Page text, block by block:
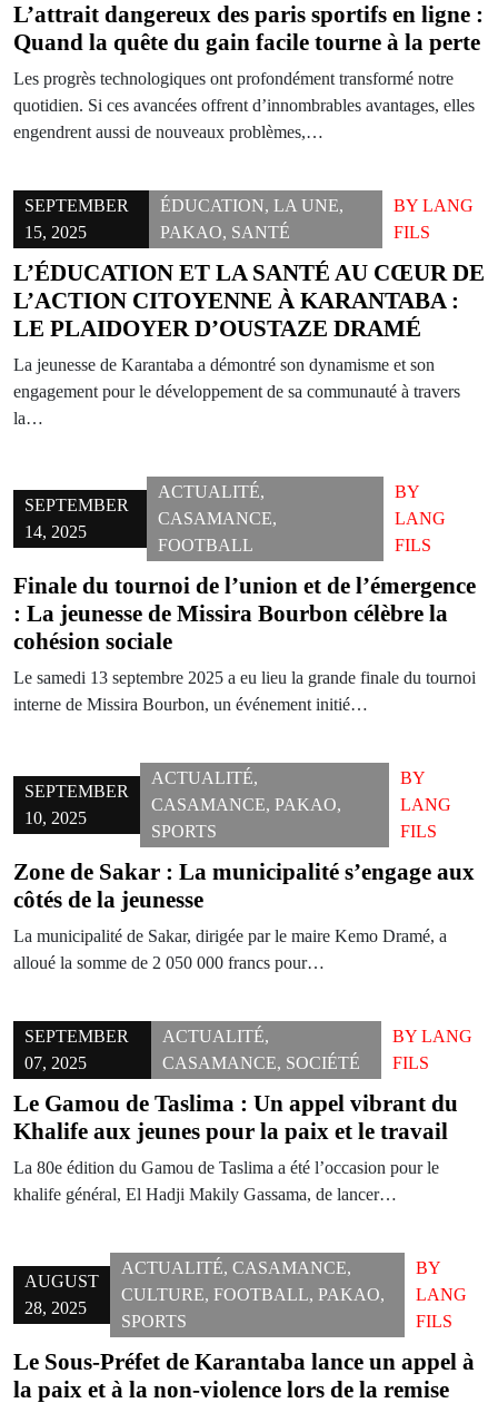
L’attrait dangereux des paris sportifs en ligne :
Quand la quête du gain facile tourne à la perte
Les progrès technologiques ont profondément transformé notre
quotidien. Si ces avancées offrent d’innombrables avantages, elles
engendrent aussi de nouveaux problèmes,…
SEPTEMBER
15, 2025
ÉDUCATION,LA UNE,
PAKAO, SANTÉ
BY LANG
FILS
L’ÉDUCATION ET LA SANTÉ AU CŒUR DE
L’ACTION CITOYENNE À KARANTABA :
LE PLAIDOYER D’OUSTAZE DRAMÉ
La jeunesse de Karantaba a démontré son dynamisme et son
engagement pour le développement de sa communauté à travers
la…
SEPTEMBER
14, 2025
ACTUALITÉ,
CASAMANCE,
FOOTBALL
BY
LANG
FILS
Finale du tournoi de l’union et de l’émergence
: La jeunesse de Missira Bourbon célèbre la
cohésion sociale
Le samedi 13 septembre 2025 a eu lieu la grande finale du tournoi
interne de Missira Bourbon, un événement initié…
SEPTEMBER
10, 2025
ACTUALITÉ,
CASAMANCE, PAKAO,
SPORTS
BY
LANG
FILS
Zone de Sakar : La municipalité s’engage aux
côtés de la jeunesse
La municipalité de Sakar, dirigée par le maire Kemo Dramé, a
alloué la somme de 2 050 000 francs pour…
SEPTEMBER
07, 2025
ACTUALITÉ,
CASAMANCE, SOCIÉTÉ
BY LANG
FILS
Le Gamou de Taslima : Un appel vibrant du
Khalife aux jeunes pour la paix et le travail
La 80e édition du Gamou de Taslima a été l’occasion pour le
khalife général, El Hadji Makily Gassama, de lancer…
AUGUST
28, 2025
ACTUALITÉ, CASAMANCE,
CULTURE, FOOTBALL, PAKAO,
SPORTS
BY
LANG
FILS
Le Sous-Préfet de Karantaba lance un appel à
la paix et à la non-violence lors de la remise